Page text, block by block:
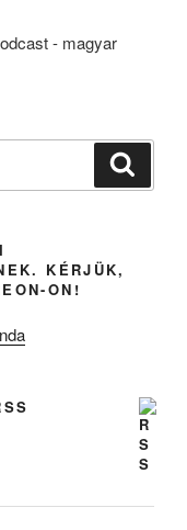
KÉRJÜK,
ON!